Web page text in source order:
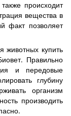
происходит
вещества в
факт позволяет
животных купить
Правильно
и передовые
глубину
организм
производить